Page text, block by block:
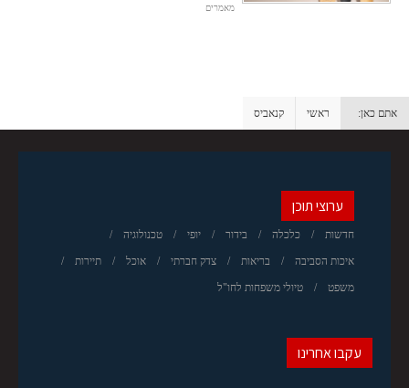
מאמרים
אתם כאן: ראשי קנאביס
ערוצי תוכן
חדשות כלכלה בידור יופי טכנולוגיה
איכות הסביבה בריאות צדק חברתי אוכל תיירות
משפט טיולי משפחות לחו"ל
עקבו אחרינו